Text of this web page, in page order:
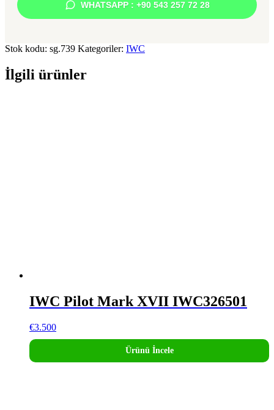
WHATSAPP : +90 543 257 72 28
Stok kodu: sg.739 Kategoriler: IWC
İlgili ürünler
IWC Pilot Mark XVII IWC326501
€3.500
Ürünü İncele